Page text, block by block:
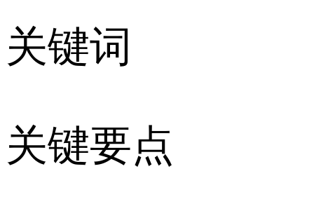
关键词
关键要点